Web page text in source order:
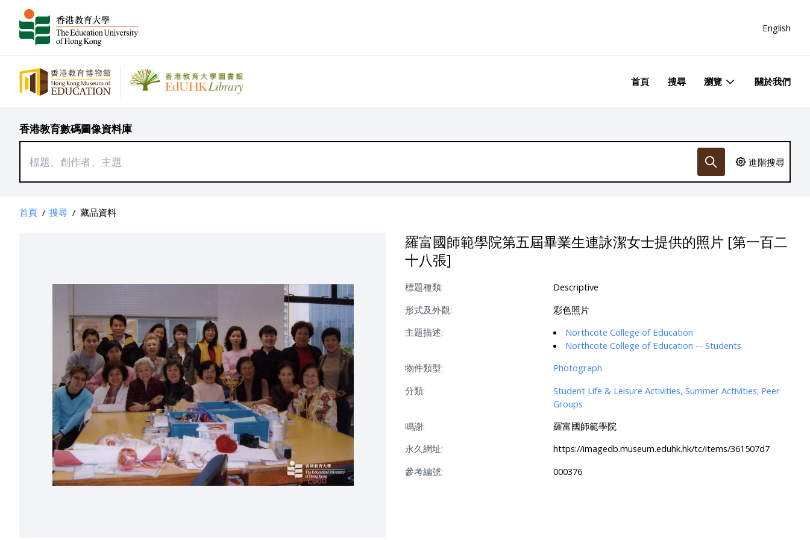
English
首頁 搜尋 瀏覽 關於我們
香港教育數碼圖像資料庫
進階搜尋
首頁 / 搜尋 / 藏品資料
羅富國師範學院第五屆畢業生連詠潔女士提供的照片 [第一百二
十八張]
標題種類:
Descriptive
形式及外觀:
彩色照片
主題描述:
Northcote College of Education
Northcote College of Education -- Students
物件類型:
Photograph
分類:
Student Life & Leisure Activities, Summer Activities; Peer
Groups
鳴謝:
羅富國師範學院
永久網址:
https://imagedb.museum.eduhk.hk/tc/items/361507d7
參考編號:
000376